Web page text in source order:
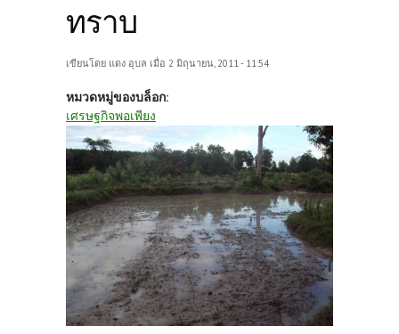
ทราบ
เขียนโดย แดง อุบล เมื่อ 2 มิถุนายน, 2011 - 11:54
หมวดหมู่ของบล็อก:
เศรษฐกิจพอเพียง